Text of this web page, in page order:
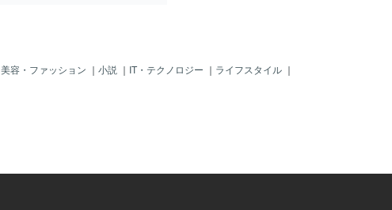
美容・ファッション ｜ 小説 ｜ IT・テクノロジー ｜ ライフスタイル ｜